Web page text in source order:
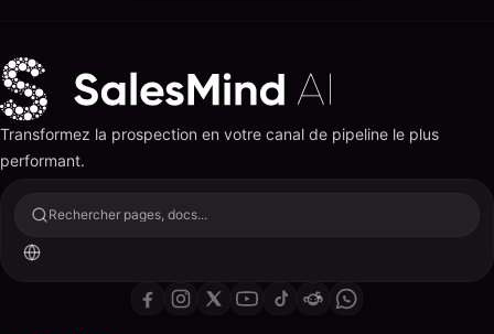
Transformez la prospection en votre canal de pipeline le plus
performant.
Rechercher pages, docs...